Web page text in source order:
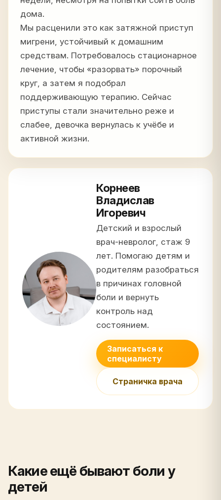
дома.
Мы расценили это как затяжной приступ
мигрени, устойчивый к домашним
средствам. Потребовалось стационарное
лечение, чтобы «разорвать» порочный
круг, а затем я подобрал
поддерживающую терапию. Сейчас
приступы стали значительно реже и
слабее, девочка вернулась к учёбе и
активной жизни.
Корнеев
Владислав
Игоревич
Детский и взрослый
врач-невролог, стаж 9
лет. Помогаю детям и
родителям разобраться
в причинах головной
боли и вернуть
контроль над
состоянием.
Записаться к
специалисту
Страничка врача
Какие ещё бывают боли у
детей